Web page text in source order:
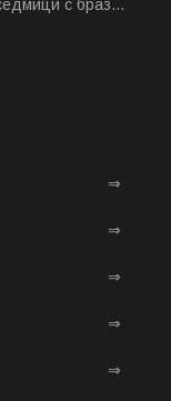
с браз...
⇒
⇒
⇒
⇒
⇒